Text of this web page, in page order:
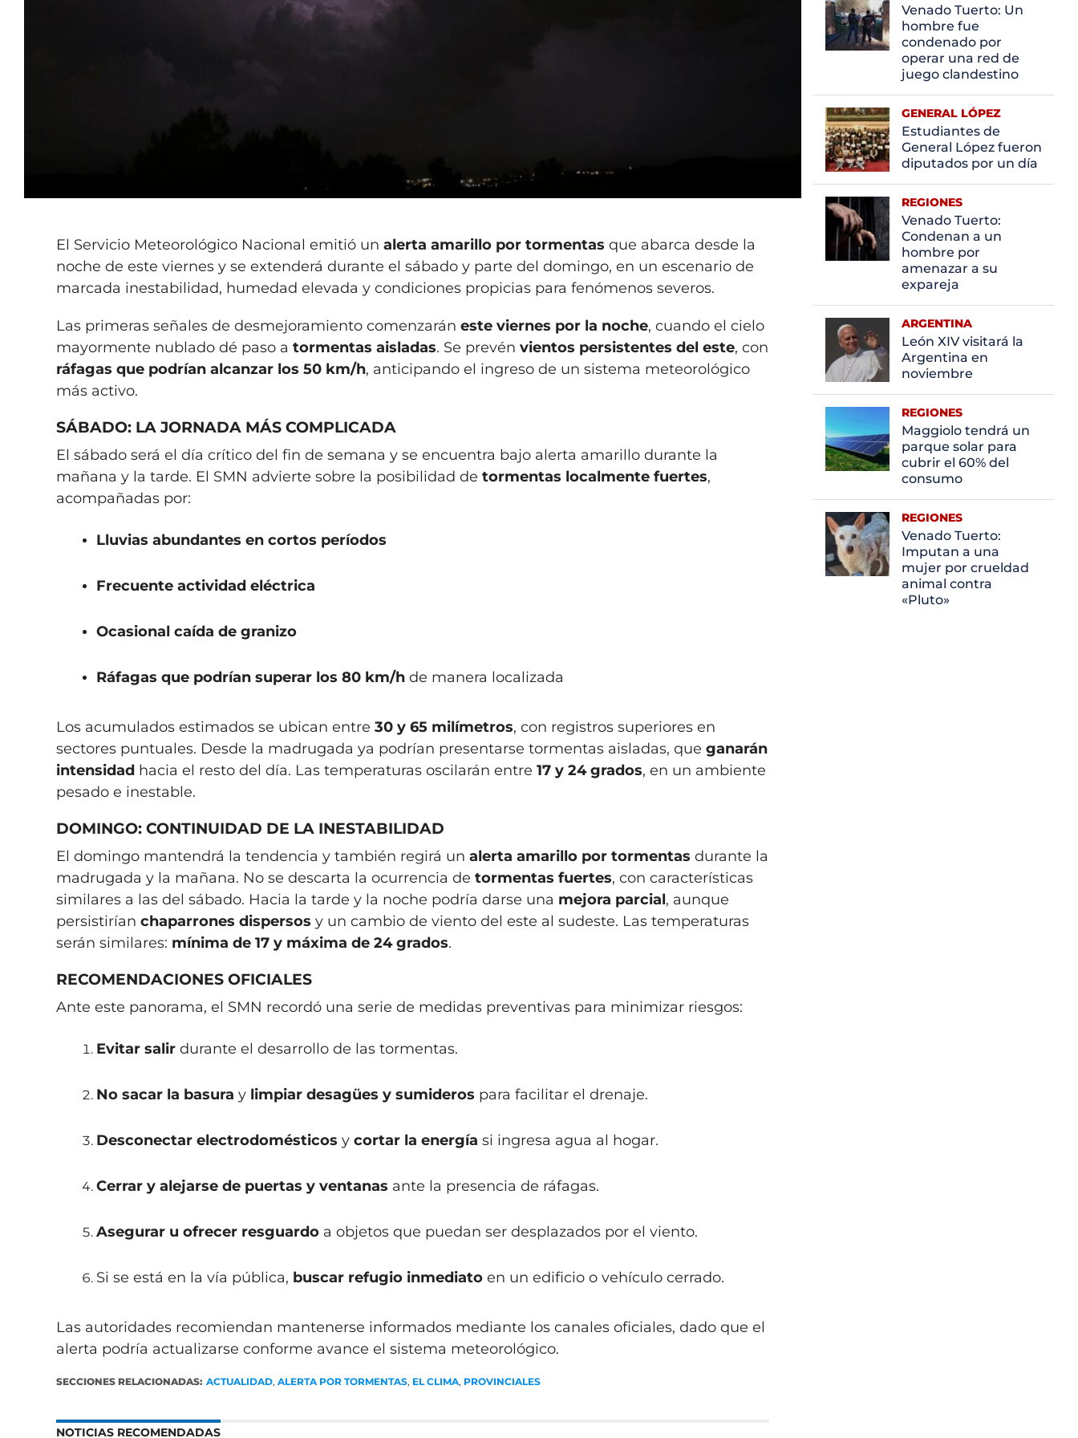
El Servicio Meteorológico Nacional emitió unalerta amarillo por tormentas que abarca desde la
noche de este viernes y se extenderá durante el sábado y parte del domingo, en un escenario de
marcada inestabilidad, humedad elevada y condiciones propicias para fenómenos severos.
Las primeras señales de desmejoramiento comenzaráneste viernes por la noche, cuando el cielo
mayormente nublado dé paso atormentas aisladas. Se prevénvientos persistentes del este, con
ráfagas que podrían alcanzar los 50 km/h, anticipando el ingreso de un sistema meteorológico
más activo.
SÁBADO: LA JORNADA MÁS COMPLICADA
El sábado será el día crítico del fin de semana y se encuentra bajo alerta amarillo durante la
mañana y la tarde. El SMN advierte sobre la posibilidad detormentas localmente fuertes,
acompañadas por:
Lluvias abundantes en cortos períodos
Frecuente actividad eléctrica
Ocasional caída de granizo
Ráfagas que podrían superar los 80 km/h de manera localizada
Los acumulados estimados se ubican entre30 y 65 milímetros, con registros superiores en
sectores puntuales. Desde la madrugada ya podrían presentarse tormentas aisladas, queganarán
intensidad hacia el resto del día. Las temperaturas oscilarán entre17 y 24 grados, en un ambiente
pesado e inestable.
DOMINGO: CONTINUIDAD DE LA INESTABILIDAD
El domingo mantendrá la tendencia y también regirá unalerta amarillo por tormentas durante la
madrugada y la mañana. No se descarta la ocurrencia detormentas fuertes, con características
similares a las del sábado. Hacia la tarde y la noche podría darse una mejora parcial, aunque
persistiríanchaparrones dispersos y un cambio de viento del este al sudeste. Las temperaturas
serán similares: mínima de 17 y máxima de 24 grados.
RECOMENDACIONES OFICIALES
Ante este panorama, el SMN recordó una serie de medidas preventivas para minimizar riesgos:
Evitar salir durante el desarrollo de las tormentas.
No sacar la basura y limpiar desagües y sumideros para facilitar el drenaje.
Desconectar electrodomésticos ycortar la energía si ingresa agua al hogar.
Cerrar y alejarse de puertas y ventanas ante la presencia de ráfagas.
Asegurar u ofrecer resguardo a objetos que puedan ser desplazados por el viento.
Si se está en la vía pública, buscar refugio inmediato en un edificio o vehículo cerrado.
Las autoridades recomiendan mantenerse informados mediante los canales oficiales, dado que el
alerta podría actualizarse conforme avance el sistema meteorológico.
SECCIONES RELACIONADAS: ACTUALIDAD,ALERTA POR TORMENTAS, EL CLIMA, PROVINCIALES
NOTICIAS RECOMENDADAS
Venado Tuerto: Un
hombre fue
condenado por
operar una red de
juego clandestino
GENERAL LÓPEZ
Estudiantes de
General López fueron
diputados por un día
REGIONES
Venado Tuerto:
Condenan a un
hombre por
amenazar a su
expareja
ARGENTINA
León XIV visitará la
Argentina en
noviembre
REGIONES
Maggiolo tendrá un
parque solar para
cubrir el 60% del
consumo
REGIONES
Venado Tuerto:
Imputan a una
mujer por crueldad
animal contra
«Pluto»